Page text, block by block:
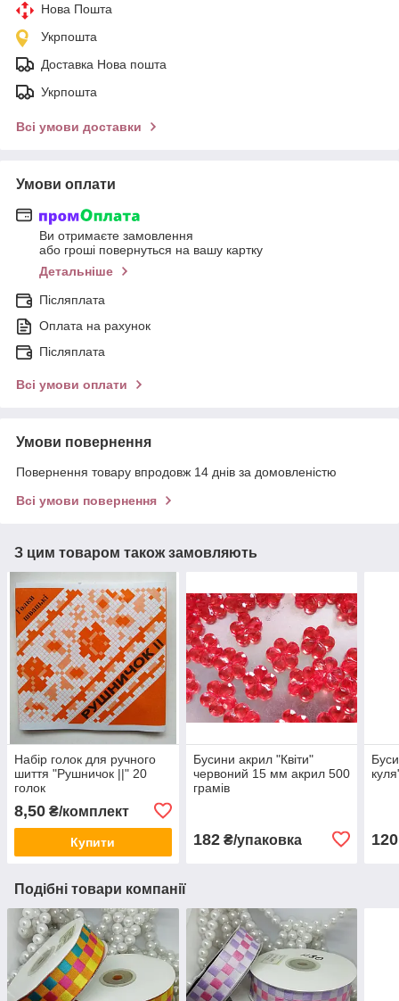
Нова Пошта
Укрпошта
Доставка Нова пошта
Укрпошта
Всі умови доставки
Умови оплати
Ви отримаєте замовлення
або гроші повернуться на вашу картку
Детальніше
Післяплата
Оплата на рахунок
Післяплата
Всі умови оплати
Умови повернення
Повернення товару впродовж 14 днів за домовленістю
Всі умови повернення
З цим товаром також замовляють
Набір голок для ручного
шиття "Рушничок ||" 20
голок
8,50 ₴/комплект
Купити
Бусини акрил "Квіти"
червоний 15 мм акрил 500
грамів
182₴/упаковка 120
Подібні товари компанії